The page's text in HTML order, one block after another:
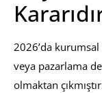
2026’da kurumsal
veya pazarlama
olmaktan